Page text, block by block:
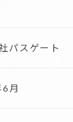
パスゲート
月